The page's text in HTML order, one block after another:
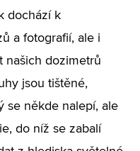
dochází k
a fotografií, ale i
našich dozimetrů
jsou tištěné,
se někde nalepí, ale
do níž se zabalí